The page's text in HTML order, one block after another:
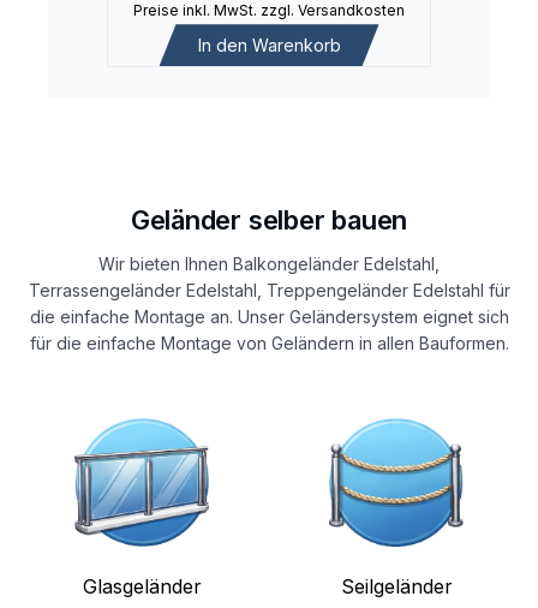
Preise inkl. MwSt. zzgl. Versandkosten
In den Warenkorb
Geländer selber bauen
Wir bieten Ihnen Balkongeländer Edelstahl,
Terrassengeländer Edelstahl, Treppengeländer Edelstahl für
die einfache Montage an. Unser Geländersystem eignet sich
für die einfache Montage von Geländern in allen Bauformen.
Glasgeländer Seilgeländer